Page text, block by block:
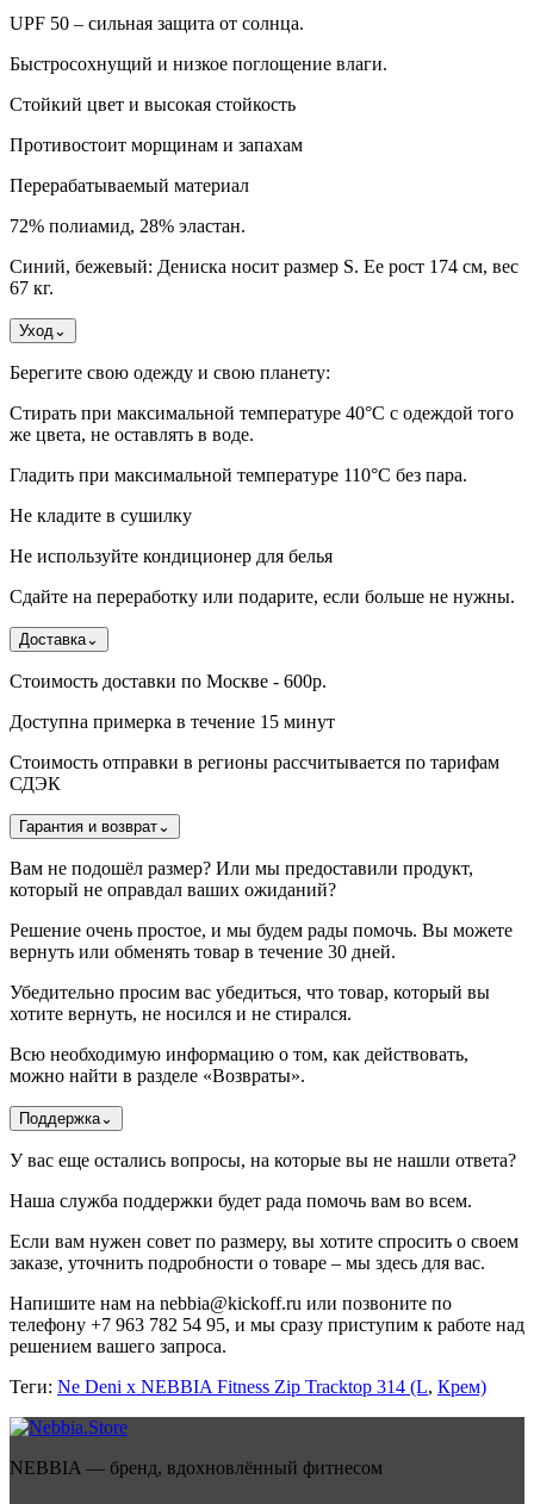
UPF 50 – сильная защита от солнца.
Быстросохнущий и низкое поглощение влаги.
Стойкий цвет и высокая стойкость
Противостоит морщинам и запахам
Перерабатываемый материал
72% полиамид, 28% эластан.
Синий, бежевый: Дениска носит размер S. Ее рост 174 см, вес
67 кг.
Уход ⌄
Берегите свою одежду и свою планету:
Стирать при максимальной температуре 40°C с одеждой того
же цвета, не оставлять в воде.
Гладить при максимальной температуре 110°С без пара.
Не кладите в сушилку
Не используйте кондиционер для белья
Сдайте на переработку или подарите, если больше не нужны.
Доставка⌄
Стоимость доставки по Москве - 600р.
Доступна примерка в течение 15 минут
Стоимость отправки в регионы рассчитывается по тарифам
СДЭК
Гарантия и возврат⌄
Вам не подошёл размер? Или мы предоставили продукт,
который не оправдал ваших ожиданий?
Решение очень простое, и мы будем рады помочь. Вы можете
вернуть или обменять товар в течение 30 дней.
Убедительно просим вас убедиться, что товар, который вы
хотите вернуть, не носился и не стирался.
Всю необходимую информацию о том, как действовать,
можно найти в разделе «Возвраты».
Поддержка⌄
У вас еще остались вопросы, на которые вы не нашли ответа?
Наша служба поддержки будет рада помочь вам во всем.
Если вам нужен совет по размеру, вы хотите спросить о своем
заказе, уточнить подробности о товаре – мы здесь для вас.
Напишите нам на nebbia@kickoff.ru или позвоните по
телефону +7 963 782 54 95, и мы сразу приступим к работе над
решением вашего запроса.
Теги: Ne Deni x NEBBIA Fitness Zip Tracktop 314 (L, Крем)
NEBBIA — бренд, вдохновлённый фитнесом